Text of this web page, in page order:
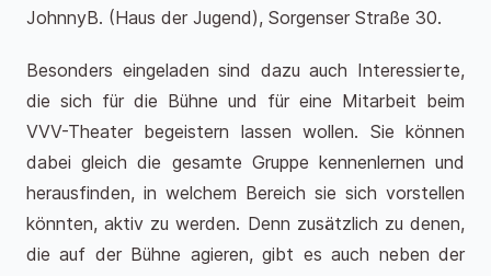
JohnnyB. (Haus der Jugend), Sorgenser Straße 30.
Besonders eingeladen sind dazu auch Interessierte,
die sich für die Bühne und für eine Mitarbeit beim
VVV-Theater begeistern lassen wollen. Sie können
dabei gleich die gesamte Gruppe kennenlernen und
herausfinden, in welchem Bereich sie sich vorstellen
könnten, aktiv zu werden. Denn zusätzlich zu denen,
die auf der Bühne agieren, gibt es auch neben der